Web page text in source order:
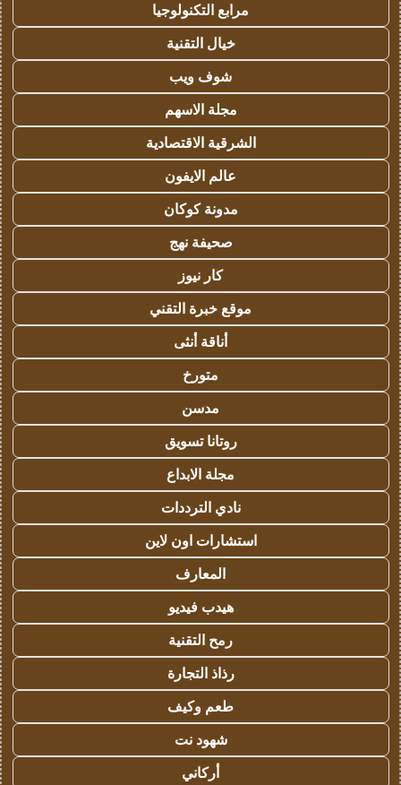
مرابع التكنولوجيا
خيال التقنية
شوف ويب
مجلة الاسهم
الشرقية الاقتصادية
عالم الايفون
مدونة كوكان
صحيفة نهج
كار نيوز
موقع خبرة التقني
أناقة أنثى
متورخ
مدسن
روتانا تسويق
مجلة الابداع
نادي الترددات
استشارات اون لاين
المعارف
هيدب فيديو
رمح التقنية
رذاذ التجارة
طعم وكيف
شهود نت
أركاني